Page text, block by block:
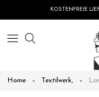
KOSTENFREIE
Home Textilwerk,